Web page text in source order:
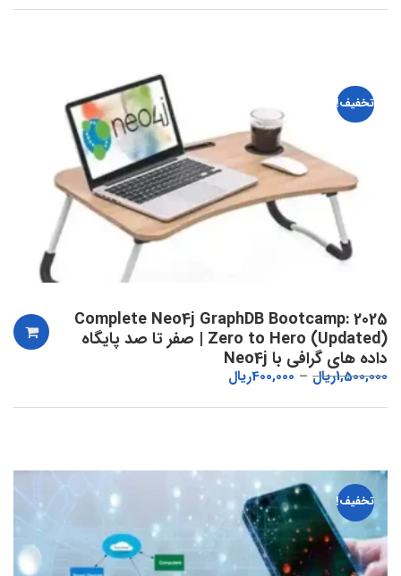
تخفیف!
2025 Complete Neo4j GraphDB Bootcamp:
Zero to Hero (Updated) | صفر تا صد پایگاه
داده های گرافی با Neo4j
1,500,000ریال 400,000ریال
تخفیف!